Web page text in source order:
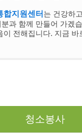
합지원센터 는 건강하
과 함께 만들어 가겠
이 전해집니다. 지금 바
청소봉사